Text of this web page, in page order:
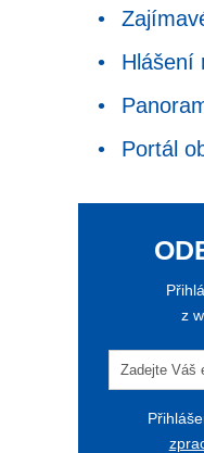
Hlášení
Portál
z